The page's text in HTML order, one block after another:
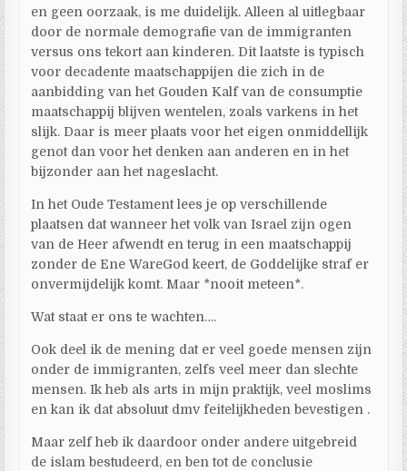
en geen oorzaak, is me duidelijk. Alleen al uitlegbaar
door de normale demografie van de immigranten
versus ons tekort aan kinderen. Dit laatste is typisch
voor decadente maatschappijen die zich in de
aanbidding van het Gouden Kalf van de consumptie
maatschappij blijven wentelen, zoals varkens in het
slijk. Daar is meer plaats voor het eigen onmiddellijk
genot dan voor het denken aan anderen en in het
bijzonder aan het nageslacht.
In het Oude Testament lees je op verschillende
plaatsen dat wanneer het volk van Israel zijn ogen
van de Heer afwendt en terug in een maatschappij
zonder de Ene WareGod keert, de Goddelijke straf er
onvermijdelijk komt. Maar *nooit meteen*.
Wat staat er ons te wachten….
Ook deel ik de mening dat er veel goede mensen zijn
onder de immigranten, zelfs veel meer dan slechte
mensen. Ik heb als arts in mijn praktijk, veel moslims
en kan ik dat absoluut dmv feitelijkheden bevestigen .
Maar zelf heb ik daardoor onder andere uitgebreid
de islam bestudeerd, en ben tot de conclusie